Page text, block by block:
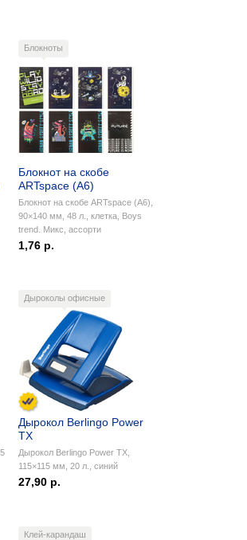
Блокноты
Блокнот на скобе
ARTspace (А6)
Блокнот на скобе ARTspace (А6),
90×140 мм, 48 л., клетка, Boys
trend. Микс, ассорти
1,76 р.
Дыроколы офисные
Дырокол Berlingo Power
TX
Дырокол Berlingo Power TX,
115×115 мм, 20 л., синий
27,90 р.
Клей-карандаш